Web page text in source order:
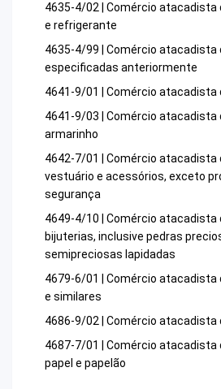
4635-4/02 | Comércio atacadista
e refrigerante
4635-4/99 | Comércio atacadista
especificadas anteriormente
4641-9/01 | Comércio atacadista
4641-9/03 | Comércio atacadista
armarinho
4642-7/01 | Comércio atacadista
vestuário e acessórios, exceto
segurança
4649-4/10 | Comércio atacadista
bijuterias, inclusive pedras
semipreciosas lapidadas
4679-6/01 | Comércio atacadista
e similares
4686-9/02 | Comércio atacadista
4687-7/01 | Comércio atacadista
papel e papelão